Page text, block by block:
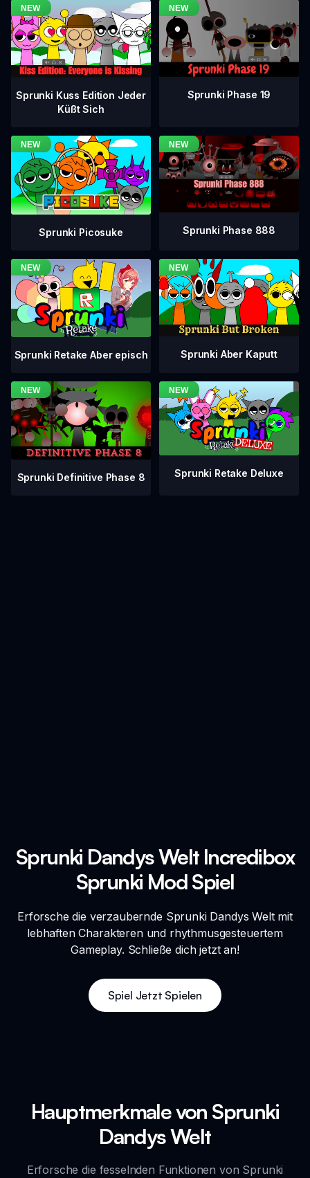
Sprunki Kuss Edition Jeder
Küßt Sich
Sprunki Phase 19
Sprunki Picosuke Sprunki Phase 888
Sprunki Retake Aber episch Sprunki Aber Kaputt
Sprunki Definitive Phase 8 Sprunki Retake Deluxe
Sprunki Dandys Welt Incredibox
Sprunki Mod Spiel
Erforsche die verzaubernde Sprunki Dandys Welt mit
lebhaften Charakteren und rhythmusgesteuertem
Gameplay. Schließe dich jetzt an!
Spiel Jetzt Spielen
Hauptmerkmale von Sprunki
Dandys Welt
Erforsche die fesselnden Funktionen von Sprunki